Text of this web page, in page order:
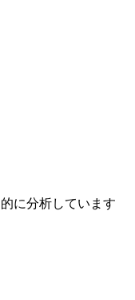
に分析しています